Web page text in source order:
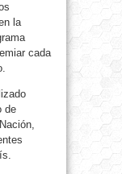
la
cada
de